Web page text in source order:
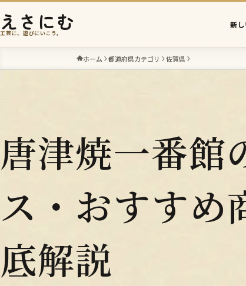
えさにむ
工芸に、遊びにいこう。
新
ホーム 都道府県カテゴリ 佐賀県
唐津焼一番館
ス・おすすめ
底解説